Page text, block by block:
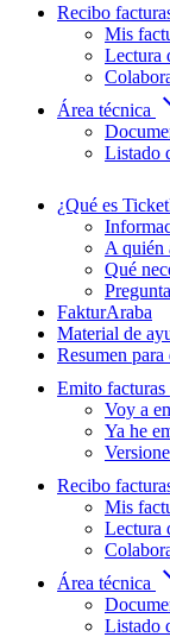
Recibo
Mis
Lectura
Área técnica
Listado
¿Qué es
A quién
Qué
FakturAraba
Material de
Resumen para
Emito facturas
Voy a
Ya he
Recibo
Mis
Lectura
Área técnica
Listado